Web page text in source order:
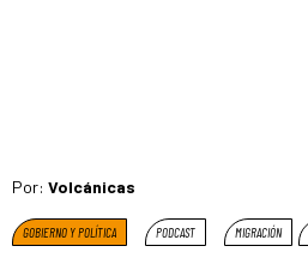
Por: Volcánicas
GOBIERNO Y POLÍTICA PODCAST MIGRACIÓN